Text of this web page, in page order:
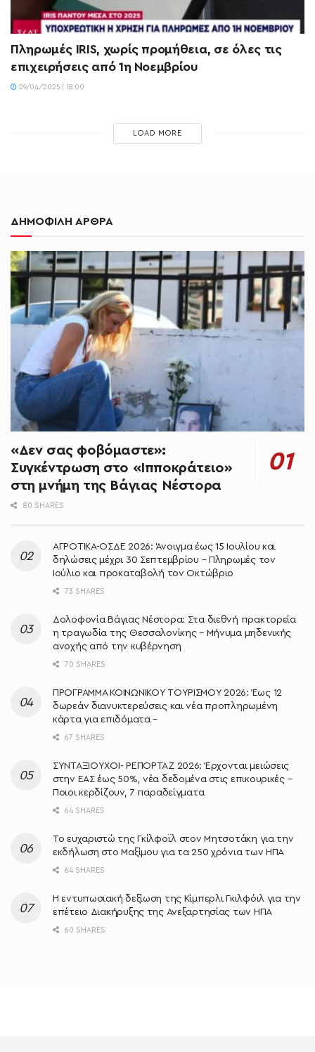
Πληρωμές IRIS, χωρίς προμήθεια, σε όλες τις
επιχειρήσεις από 1η Νοεμβρίου
29/04/2025 | 18:00
LOAD MORE
ΔΗΜΟΦΙΛΗ ΑΡΘΡΑ
«Δεν σας φοβόμαστε»:
Συγκέντρωση στο «Ιπποκράτειο»
στη μνήμη της Βάγιας Νέστορα
80 SHARES
ΑΓΡΟΤΙΚΑ-ΟΣΔΕ 2026: Άνοιγμα έως 15 Ιουλίου και
δηλώσεις μέχρι 30 Σεπτεμβρίου – Πληρωμές τον
Ιούλιο και προκαταβολή τον Οκτώβριο
73 SHARES
Δολοφονία Βάγιας Νέστορα: Στα διεθνή πρακτορεία
η τραγωδία της Θεσσαλονίκης – Μήνυμα μηδενικής
ανοχής από την κυβέρνηση
70 SHARES
ΠΡΟΓΡΑΜΜΑ ΚΟΙΝΩΝΙΚΟΥ ΤΟΥΡΙΣΜΟΥ 2026: Έως 12
δωρεάν διανυκτερεύσεις και νέα προπληρωμένη
κάρτα για επιδόματα –
67 SHARES
ΣΥΝΤΑΞΙΟΥΧΟΙ- ΡΕΠΟΡΤΑΖ 2026: Έρχονται μειώσεις
στην ΕΑΣ έως 50%, νέα δεδομένα στις επικουρικές –
Ποιοι κερδίζουν, 7 παραδείγματα
64 SHARES
Το ευχαριστώ της Γκίλφοϊλ στον Μητσοτάκη για την
εκδήλωση στο Μαξίμου για τα 250 χρόνια των ΗΠΑ
64 SHARES
Η εντυπωσιακή δεξίωση της Κίμπερλι Γκιλφόιλ για την
επέτειο Διακήρυξης της Ανεξαρτησίας των ΗΠΑ
60 SHARES